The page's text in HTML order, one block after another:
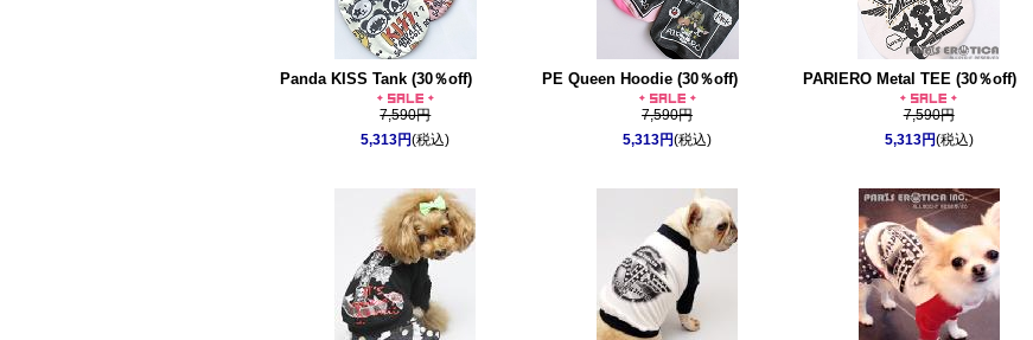
Panda KISS Tank (30％off)
7,590円
5,313円(税込)
PE Queen Hoodie (30％off)
7,590円
5,313円(税込)
PARIERO Metal TEE (30％off)
7,590円
5,313円(税込)